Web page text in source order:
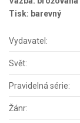
Tisk: barevný
Vydavatel:
Svět:
Pravidelná série:
Žánr: